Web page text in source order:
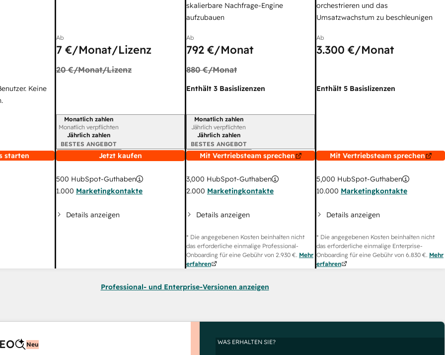
Keine
starten
Ab
7 €/Monat/Lizenz
20 €/Monat/Lizenz
Abrechnungszeitraum
Monatlich zahlen
Monatlich verpflichten
Jährlich zahlen
BESTES ANGEBOT
Jetzt kaufen
500 HubSpot-Guthaben
1.000 Marketingkontakte
Details anzeigen
skalierbare Nachfrage-Engine
aufzubauen
Ab
792 €/Monat
880 €/Monat
Enthält 3 Basislizenzen
Abrechnungszeitraum
Monatlich zahlen
Jährlich verpflichten
Jährlich zahlen
BESTES ANGEBOT
Mit Vertriebsteam sprechen
3,000 HubSpot-Guthaben
2.000 Marketingkontakte
Details anzeigen
* Die angegebenen Kosten beinhalten nicht
das erforderliche einmalige Professional-
Onboarding für eine Gebühr von 2.930 €. Mehr
erfahren
orchestrieren und das
Umsatzwachstum zu beschleunigen
Ab
3.300 €/Monat
Enthält 5 Basislizenzen
Mit Vertriebsteam sprechen
5,000 HubSpot-Guthaben
10.000 Marketingkontakte
Details anzeigen
* Die angegebenen Kosten beinhalten nicht
das erforderliche einmalige Enterprise-
Onboarding für eine Gebühr von 6.830 €. Mehr
erfahren
Professional- und Enterprise-Versionen anzeigen
Neu WAS ERHALTEN SIE?